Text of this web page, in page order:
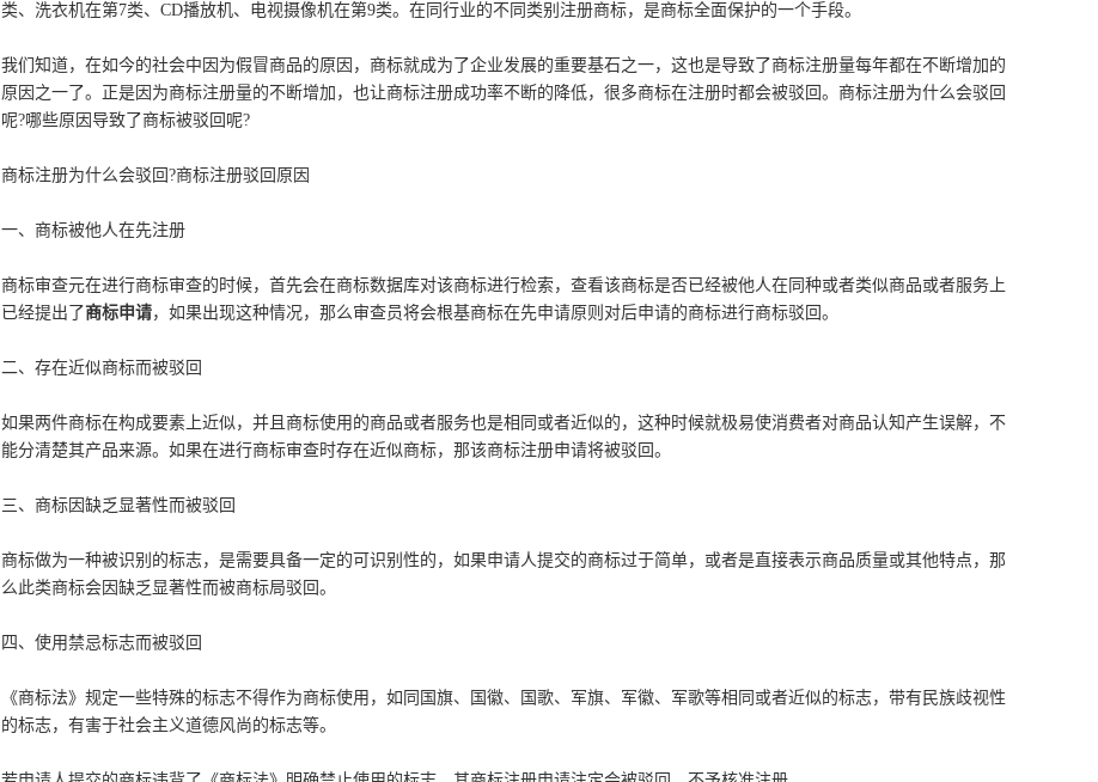
类、洗衣机在第7类、CD播放机、电视摄像机在第9类。在同行业的不同类别注册商标，是商标全面保护的一个手段。
我们知道，在如今的社会中因为假冒商品的原因，商标就成为了企业发展的重要基石之一，这也是导致了商标注册量每年都在不断增加的
原因之一了。正是因为商标注册量的不断增加，也让商标注册成功率不断的降低，很多商标在注册时都会被驳回。商标注册为什么会驳回
呢?哪些原因导致了商标被驳回呢?
商标注册为什么会驳回?商标注册驳回原因
一、商标被他人在先注册
商标审查元在进行商标审查的时候，首先会在商标数据库对该商标进行检索，查看该商标是否已经被他人在同种或者类似商品或者服务上
已经提出了商标申请，如果出现这种情况，那么审查员将会根基商标在先申请原则对后申请的商标进行商标驳回。
二、存在近似商标而被驳回
如果两件商标在构成要素上近似，并且商标使用的商品或者服务也是相同或者近似的，这种时候就极易使消费者对商品认知产生误解，不
能分清楚其产品来源。如果在进行商标审查时存在近似商标，那该商标注册申请将被驳回。
三、商标因缺乏显著性而被驳回
商标做为一种被识别的标志，是需要具备一定的可识别性的，如果申请人提交的商标过于简单，或者是直接表示商品质量或其他特点，那
么此类商标会因缺乏显著性而被商标局驳回。
四、使用禁忌标志而被驳回
《商标法》规定一些特殊的标志不得作为商标使用，如同国旗、国徽、国歌、军旗、军徽、军歌等相同或者近似的标志，带有民族歧视性
的标志，有害于社会主义道德风尚的标志等。